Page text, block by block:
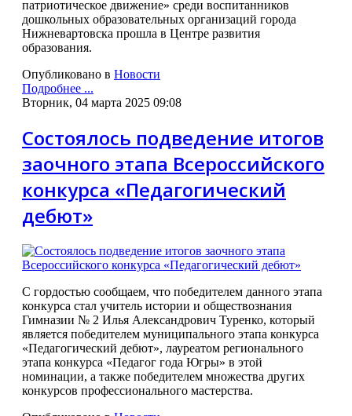
патриотическое движение» среди воспитанников
дошкольных образовательных организаций города
Нижневартовска прошла в Центре развития
образования.
Опубликовано в Новости
Подробнее ...
Вторник, 04 марта 2025 09:08
Состоялось подведение итогов
заочного этапа Всероссийского
конкурса «Педагогический
дебют»
С гордостью сообщаем, что победителем данного этапа
конкурса стал учитель истории и обществознания
Гимназии № 2 Илья Александрович Туренко, который
является победителем муниципального этапа конкурса
«Педагогический дебют», лауреатом регионального
этапа конкурса «Педагог года Югры» в этой
номинации, а также победителем множества других
конкурсов профессионального мастерства.